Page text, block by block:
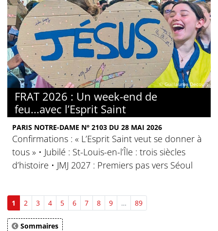
© Guillaume Decourt
FRAT 2026 : Un week-end de
feu...avec l’Esprit Saint
PARIS NOTRE-DAME N° 2103 DU 28 MAI 2026
Confirmations : « L’Esprit Saint veut se donner à
tous » • Jubilé : St-Louis-en-l’Île : trois siècles
d’histoire • JMJ 2027 : Premiers pas vers Séoul
1 2 3 4 5 6 7 8 9 … 89
Sommaires